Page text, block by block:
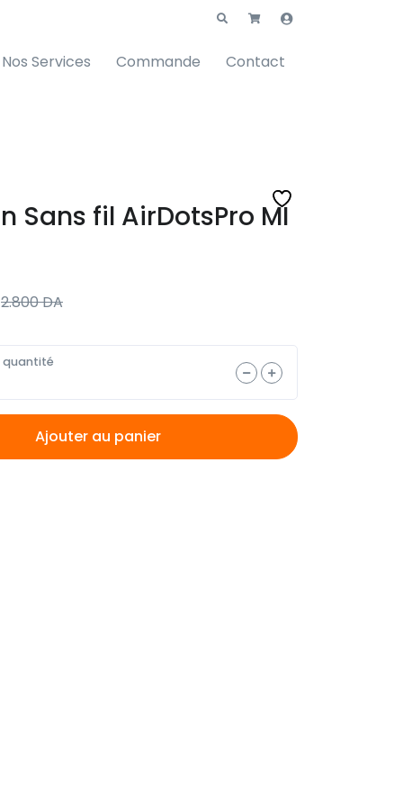
Nos Services Commande Contact
Sans fil AirDotsPro MI
2.800DA
quantité
Ajouter au panier